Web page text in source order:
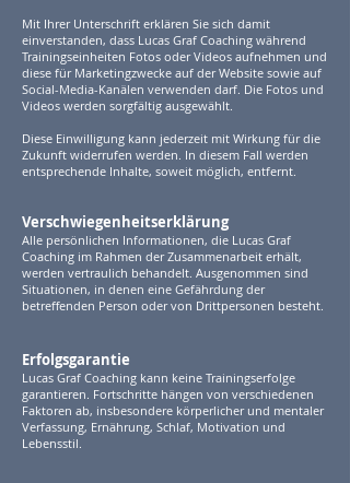
Mit Ihrer Unterschrift erklären Sie sich damit
einverstanden, dass Lucas Graf Coaching während
Trainingseinheiten Fotos oder Videos aufnehmen und
diese für Marketingzwecke auf der Website sowie auf
Social-Media-Kanälen verwenden darf. Die Fotos und
Videos werden sorgfältig ausgewählt.
Diese Einwilligung kann jederzeit mit Wirkung für die
Zukunft widerrufen werden. In diesem Fall werden
entsprechende Inhalte, soweit möglich, entfernt.
Verschwiegenheitserklärung
Alle persönlichen Informationen, die Lucas Graf
Coaching im Rahmen der Zusammenarbeit erhält,
werden vertraulich behandelt. Ausgenommen sind
Situationen, in denen eine Gefährdung der
betreffenden Person oder von Drittpersonen besteht.
Erfolgsgarantie
Lucas Graf Coaching kann keine Trainingserfolge
garantieren. Fortschritte hängen von verschiedenen
Faktoren ab, insbesondere körperlicher und mentaler
Verfassung, Ernährung, Schlaf, Motivation und
Lebensstil.